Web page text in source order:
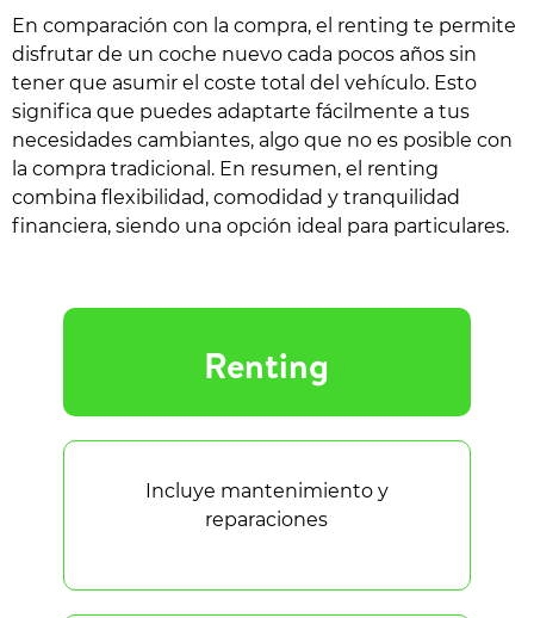
En comparación con la compra, el renting te permite
disfrutar de un coche nuevo cada pocos años sin
tener que asumir el coste total del vehículo. Esto
significa que puedes adaptarte fácilmente a tus
necesidades cambiantes, algo que no es posible con
la compra tradicional. En resumen, el renting
combina flexibilidad, comodidad y tranquilidad
financiera, siendo una opción ideal para particulares.
Renting
Incluye mantenimiento y
reparaciones